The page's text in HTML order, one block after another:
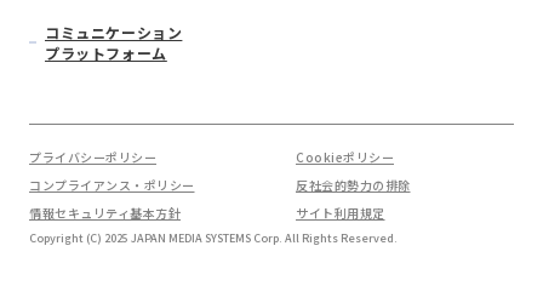
コミュニケーション
プラットフォーム
Copyright (C) 2025 JAPAN MEDIA SYSTEMS Corp. All Rights Reserved.
プライバシーポリシー
Cookieポリシー
コンプライアンス・ポリシー
反社会的勢力の排除
情報セキュリティ基本方針
サイト利用規定